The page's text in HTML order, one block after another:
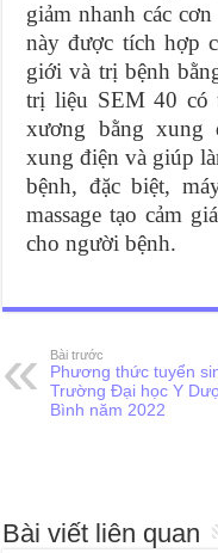
giảm nhanh các
này được tích hợp
giới và trị bệnh
trị liệu SEM 40 có
xương bằng xung
xung điện và giúp
bệnh, đặc biệt,
massage tạo cảm
cho người bệnh.
Bài trước
Phương thức tuyển
Trường Đại học Y
Bình năm 2022
Bài viết liên quan